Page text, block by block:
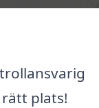
plats!